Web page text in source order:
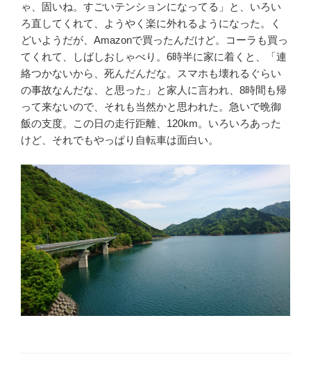
ゃ、固いね。すごいテンションになってる」と、いろい
ろ直してくれて、ようやく楽に外れるようになった。く
どいようだが、Amazonで買ったんだけど。コーラも買っ
てくれて、しばしおしゃべり。6時半に家に着くと、「連
絡つかないから、死んだんだな。スマホも壊れるぐらい
の事故なんだな、と思った」と家人に言われ、8時間も帰
って来ないので、それも当然かと思われた。急いで晩御
飯の支度。この日の走行距離、120km。いろいろあった
けど、それでもやっぱり自転車は面白い。